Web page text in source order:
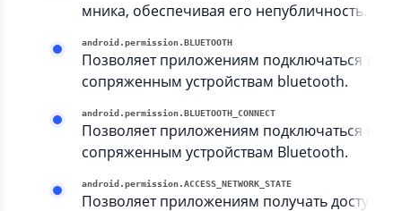
мника, обеспечивая его непубличность.
android.permission.BLUETOOTH
Позволяет приложениям подключаться к
сопряженным устройствам bluetooth.
android.permission.BLUETOOTH_CONNECT
Позволяет приложениям подключаться к
сопряженным устройствам Bluetooth.
android.permission.ACCESS_NETWORK_STATE
Позволяет приложениям получать досту